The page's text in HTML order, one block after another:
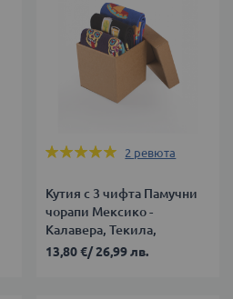
Оценка:
2 ревюта
Кутия с 3 чифта Памучни
чорапи Мексико -
Калавера, Текила,
Сомбреро
13,80 €/26,99 лв.